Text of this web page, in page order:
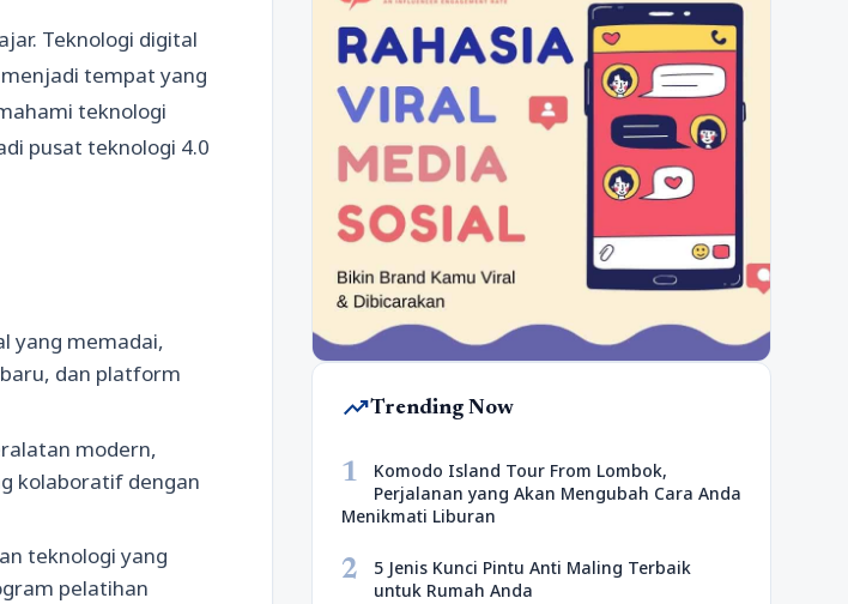
Teknologi digital
tempat yang
teknologi
pusat teknologi 4.0
yang memadai,
dan platform
modern,
kolaboratif dengan
teknologi yang
pelatihan
trending_upTrending Now
1
Komodo Island Tour From Lombok,
Perjalanan yang Akan Mengubah Cara Anda
Menikmati Liburan
2
5 Jenis Kunci Pintu Anti Maling Terbaik
untuk Rumah Anda